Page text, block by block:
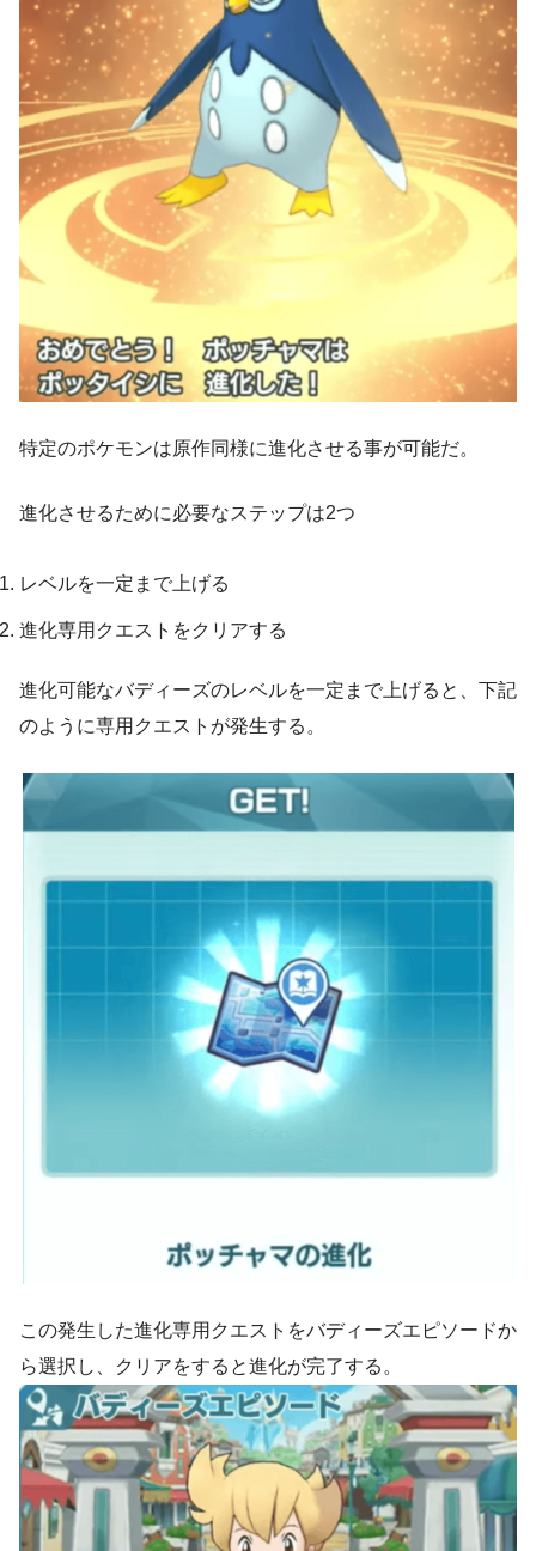
特定のポケモンは原作同様に進化させる事が可能だ。
進化させるために必要なステップは2つ
レベルを一定まで上げる
進化専用クエストをクリアする
進化可能なバディーズのレベルを一定まで上げると、下記
のように専用クエストが発生する。
この発生した進化専用クエストをバディーズエピソードか
ら選択し、クリアをすると進化が完了する。